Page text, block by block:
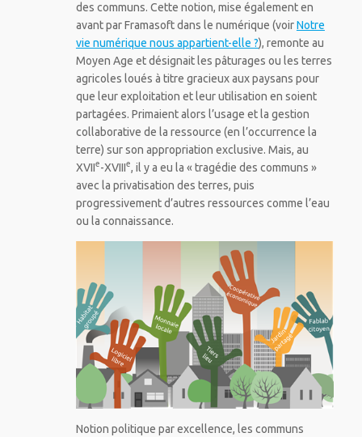
des communs. Cette notion, mise également en
avant par Framasoft dans le numérique (voirNotre
vie numérique nous appartient-elle ?), remonte au
Moyen Age et désignait les pâturages ou les terres
agricoles loués à titre gracieux aux paysans pour
que leur exploitation et leur utilisation en soient
partagées. Primaient alors l’usage et la gestion
collaborative de la ressource (en l’occurrence la
terre) sur son appropriation exclusive. Mais, au
XVIIe-XVIIIe, il y a eu la « tragédie des communs »
avec la privatisation des terres, puis
progressivement d’autres ressources comme l’eau
ou la connaissance.
Notion politique par excellence, les communs